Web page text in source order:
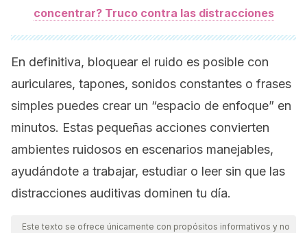
concentrar? Truco contra las distracciones
En definitiva, bloquear el ruido es posible con
auriculares, tapones, sonidos constantes o frases
simples puedes crear un “espacio de enfoque” en
minutos. Estas pequeñas acciones convierten
ambientes ruidosos en escenarios manejables,
ayudándote a trabajar, estudiar o leer sin que las
distracciones auditivas dominen tu día.
Este texto se ofrece únicamente con propósitos informativos y no